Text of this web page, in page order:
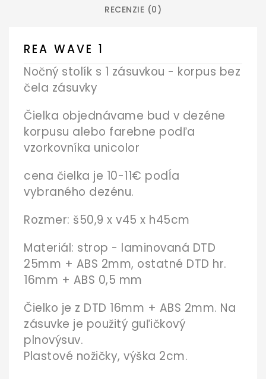
RECENZIE (0)
REA WAVE 1
Nočný stolík s 1 zásuvkou - korpus bez
čela zásuvky
Čielka objednávame bud v dezéne
korpusu alebo farebne podľa
vzorkovníka unicolor
cena čielka je 10-11€ podĺa
vybraného dezénu.
Rozmer: š50,9 x v45 x h45cm
Materiál: strop - laminovaná DTD
25mm + ABS 2mm, ostatné DTD hr.
16mm + ABS 0,5 mm
Čielko je z DTD 16mm + ABS 2mm. Na
zásuvke je použitý guľičkový
plnovýsuv.
Plastové nožičky, výška 2cm.